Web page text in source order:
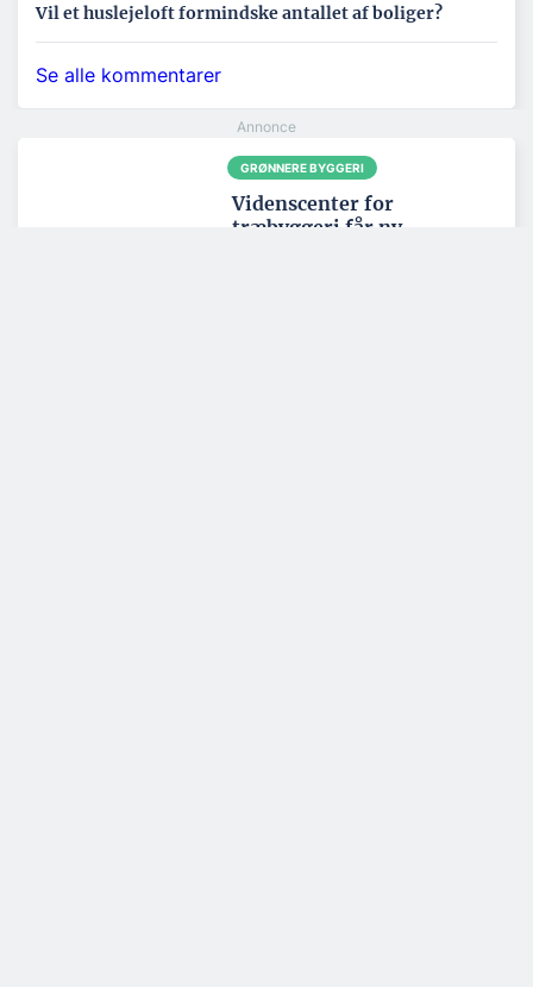
Vil et huslejeloft formindske antallet af boliger?
Se alle kommentarer
GRØNNERE BYGGERI
Videnscenter for
træbyggeri får ny